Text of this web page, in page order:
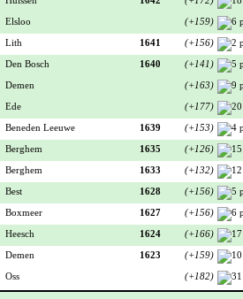
Elsloo
(+159)
Lith 1641
(+156)
Den Bosch 1640
(+141)
Demen
(+163)
Ede
(+177)
Beneden Leeuwe 1639
(+153)
Berghem 1635
(+126)
Berghem 1633
(+132)
Best 1628
(+156)
Boxmeer 1627
(+156)
Heesch 1624
(+166)
Demen 1623
(+159)
Oss (+182)